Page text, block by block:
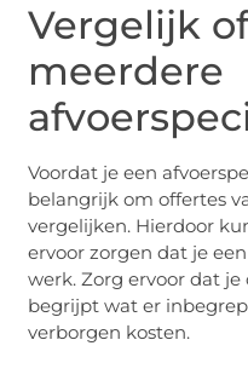
Vergelijk
meerdere
Voordat je een
belangrijk om offertes
vergelijken. Hierdoor
ervoor zorgen dat je
werk. Zorg ervoor dat
begrijpt wat er
verborgen kosten.